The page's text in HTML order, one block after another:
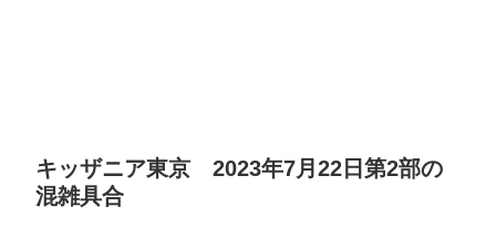
キッザニア東京 2023年7月22日第2部の
混雑具合